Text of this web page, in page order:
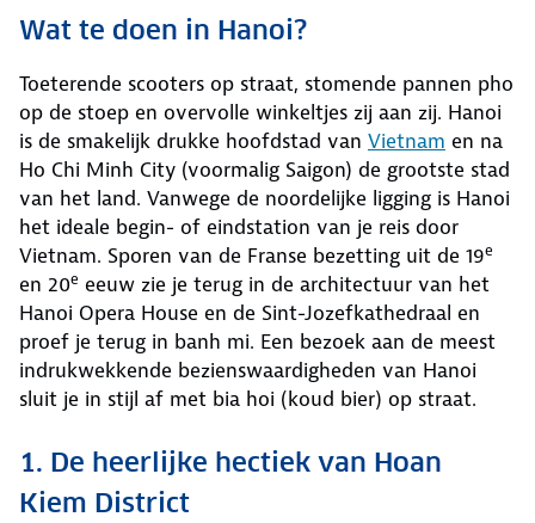
Wat te doen in Hanoi?
Toeterende scooters op straat, stomende pannen pho
op de stoep en overvolle winkeltjes zij aan zij. Hanoi
is de smakelijk drukke hoofdstad van Vietnam en na
Ho Chi Minh City (voormalig Saigon) de grootste stad
van het land. Vanwege de noordelijke ligging is Hanoi
het ideale begin- of eindstation van je reis door
Vietnam. Sporen van de Franse bezetting uit de 19e
en 20e eeuw zie je terug in de architectuur van het
Hanoi Opera House en de Sint-Jozefkathedraal en
proef je terug in banh mi. Een bezoek aan de meest
indrukwekkende bezienswaardigheden van Hanoi
sluit je in stijl af met bia hoi (koud bier) op straat.
1. De heerlijke hectiek van Hoan
Kiem District